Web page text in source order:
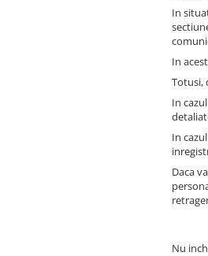
In
In
Totusi,
In
In
Daca
Nu